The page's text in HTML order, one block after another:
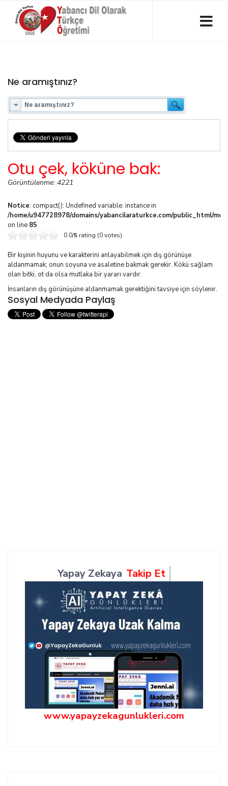
Ne aramıştınız?
Otu çek, köküne bak:
Görüntülenme: 4221
Notice: compact(): Undefined variable: instance in
/home/u947728978/domains/yabancilaraturkce.com/public_html/
on line 85
0.0/5 rating (0 votes)
Bir kişinin huyunu ve karakterini anlayabilmek için dış görünüşe
aldanmamak; onun soyuna ve asaletine bakmak gerekir. Kökü sağlam
olan bitki, ot da olsa mutlaka bir yararı vardır.
İnsanların dış görünüşüne aldanmamak gerektiğini tavsiye için söylenir.
Sosyal Medyada Paylaş
Yapay Zekaya Takip Et
www.yapayzekagunlukleri.com